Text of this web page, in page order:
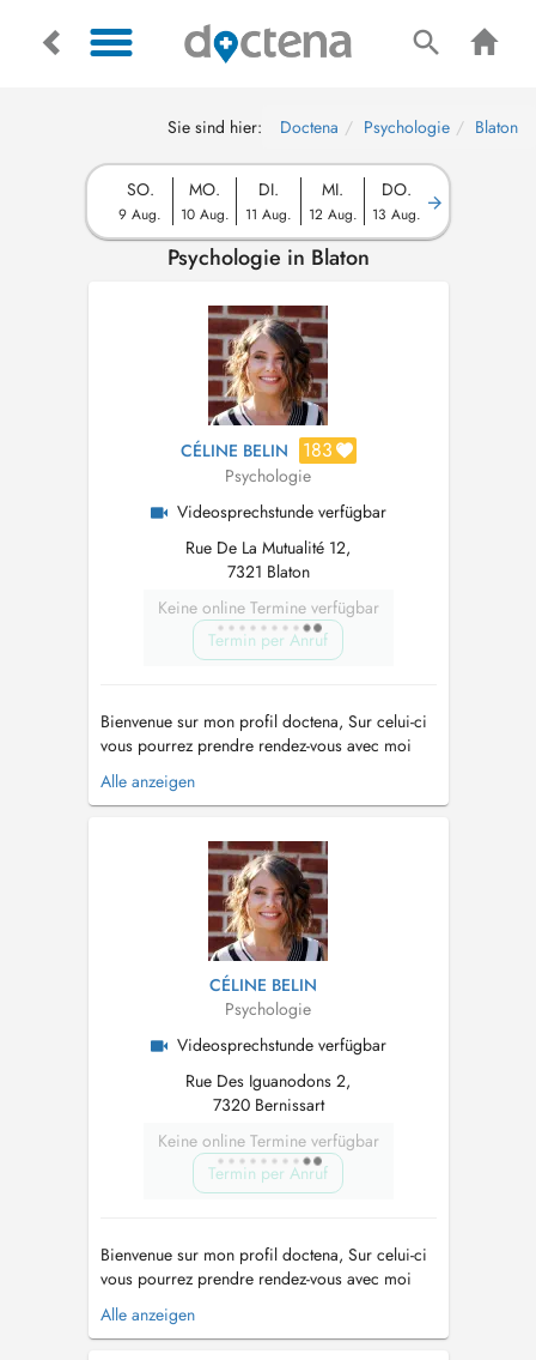
Sie sind hier: Doctena Psychologie Blaton
SO.
9 Aug.
MO.
10 Aug.
DI.
11 Aug.
MI.
12 Aug.
DO.
13 Aug.
Psychologie in Blaton
CÉLINE BELIN 183
Psychologie
Videosprechstunde verfügbar
Rue De La Mutualité 12,
7321 Blaton
Keine online Termine verfügbar
Termin per Anruf
Bienvenue sur mon profil doctena, Sur celui-ci
vous pourrez prendre rendez-vous avec moi
pour une séance en cabinet, en extérieur
(walking therapy) ou en visio-conférence. Ma
chemin de votre mieux-être et avancer vers ce
qui est important pour vous dans cette...
Alle anzeigen
CÉLINE BELIN
Psychologie
Videosprechstunde verfügbar
Rue Des Iguanodons 2,
7320 Bernissart
Keine online Termine verfügbar
Termin per Anruf
Bienvenue sur mon profil doctena, Sur celui-ci
vous pourrez prendre rendez-vous avec moi
pour une séance en cabinet, en extérieur
(walking therapy) ou en visio-conférence. Ma
Alle anzeigen